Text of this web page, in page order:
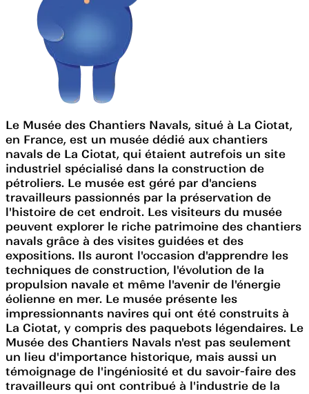
Le Musée des Chantiers Navals, situé à La Ciotat,
en France, est un musée dédié aux chantiers
navals de La Ciotat, qui étaient autrefois un site
industriel spécialisé dans la construction de
pétroliers. Le musée est géré par d'anciens
travailleurs passionnés par la préservation de
l'histoire de cet endroit. Les visiteurs du musée
peuvent explorer le riche patrimoine des chantiers
navals grâce à des visites guidées et des
expositions. Ils auront l'occasion d'apprendre les
techniques de construction, l'évolution de la
propulsion navale et même l'avenir de l'énergie
éolienne en mer. Le musée présente les
impressionnants navires qui ont été construits à
La Ciotat, y compris des paquebots légendaires. Le
Musée des Chantiers Navals n'est pas seulement
un lieu d'importance historique, mais aussi un
témoignage de l'ingéniosité et du savoir-faire des
travailleurs qui ont contribué à l'industrie de la